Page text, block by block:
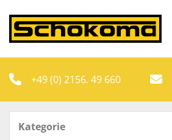
+49 (0) 2156. 49 660
Kategorie